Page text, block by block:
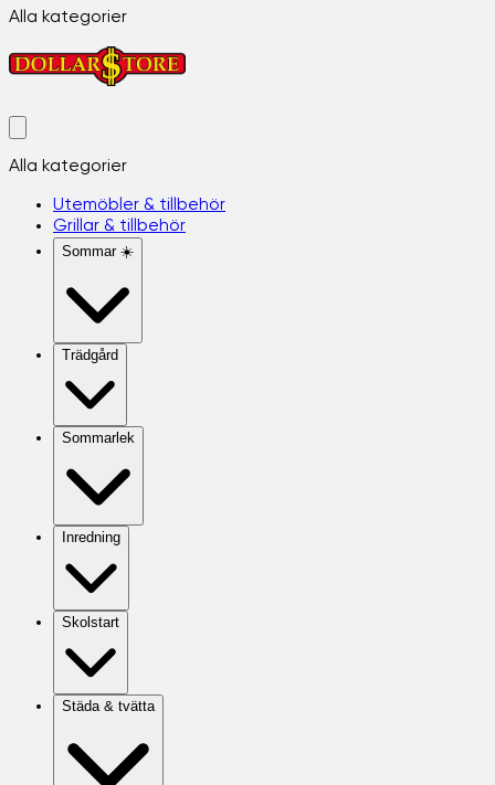
Alla kategorier
Alla kategorier
Utemöbler & tillbehör
Grillar & tillbehör
Sommar ☀️
Trädgård
Sommarlek
Inredning
Skolstart
Städa & tvätta